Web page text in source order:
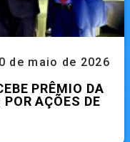
de maio de 2026
PRÊMIO DA
AÇÕES DE